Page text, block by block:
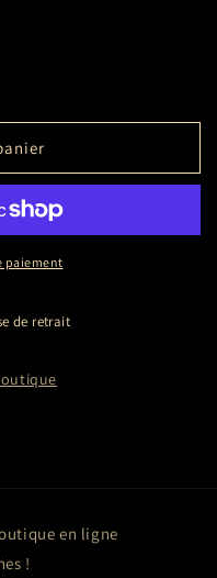
paiement
de retrait
en ligne
!